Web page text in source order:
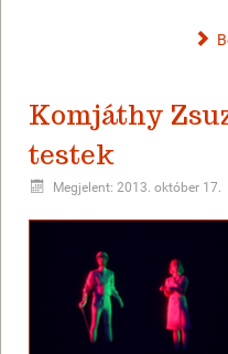
Komjáthy
testek
Megjelent: 2013. október 17.